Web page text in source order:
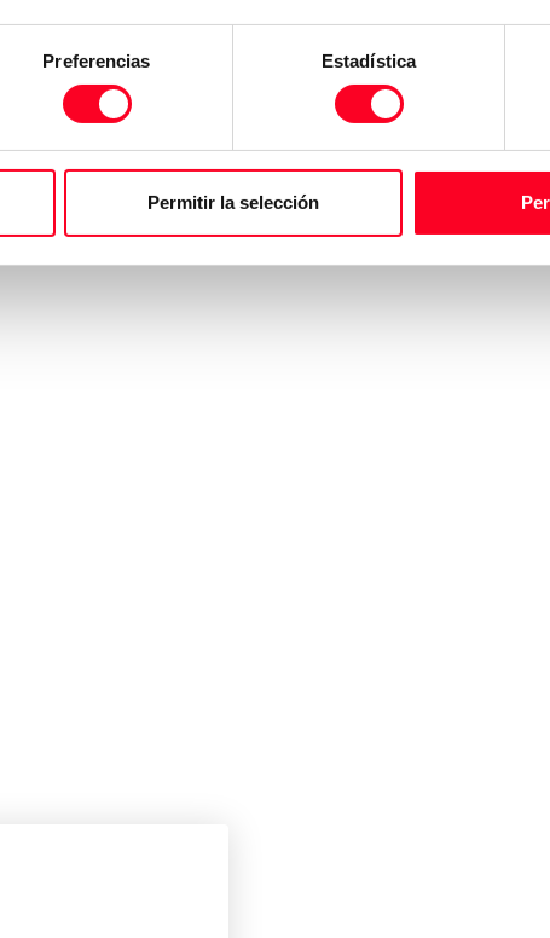
Preferencias Estadística
Permitir la selección